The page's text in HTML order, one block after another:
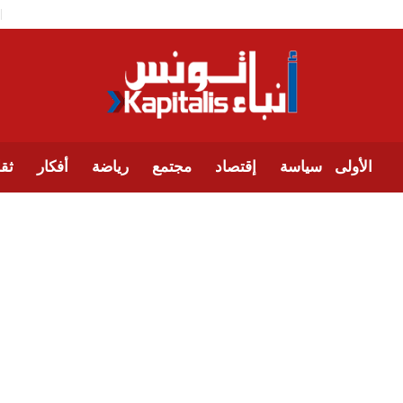
الأولى سياسة إقتصاد مجتمع رياضة أفكار